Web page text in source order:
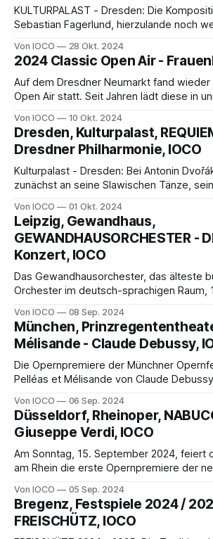
KULTURPALAST - Dresden: Die
Sebastian Fagerlund, hierzulande noch
überraschend in der frühen Fassung von
Von IOCO 28 Okt. 2024
2024 Classic Open Air -
Auf dem Dresdner Neumarkt fand
Open Air statt. Seit Jahren lädt diese in
unter freiem Himmel ein. In der der
Neumarkts sorgte .......
Von IOCO 10 Okt. 2024
Dresden, Kulturpalast,
Dresdner Philharmonie, IOCO
Kulturpalast - Dresden: Bei Antonin Dvořák denken wir
zunächst an seine Slawischen Tänze,
Kammermusiken. Dabei hat der
Stabat mater und seinem Requiem
Von IOCO 01 Okt. 2024
Leipzig, Gewandhaus,
GEWANDHAUSORCHESTER -
Konzert, IOCO
Das Gewandhausorchester, das älteste
Orchester im deutsch-sprachigen Raum,
244. Saison und das „Demokratie –
seit 2022 in Leipzig gibt.
Von IOCO 08 Sep. 2024
München,
Mélisande - Claude Debussy,
Die Opernpremiere der Münchner
Pelléas et Mélisande von Claude
musikalischen Impressionismus ......
Von IOCO 06 Sep. 2024
Düsseldorf, Rheinoper,
Giuseppe Verdi, IOCO
Am Sonntag, 15. Sep­tem­ber 2024, feiert
am Rhein die erste Opernpremiere der
der Leitung von Vitali Alekseenok, dem
Chefdirigenten der
Von IOCO 05 Sep. 2024
Bregenz, Festspiele 2024 /
FREISCHÜTZ, IOCO